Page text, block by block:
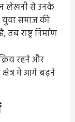
लेखनी से उनके
युवा समाज की
राष्ट्र निर्माण
रहने और
में आगे बढ़ने